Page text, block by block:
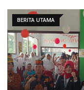
BERITA UTAMA